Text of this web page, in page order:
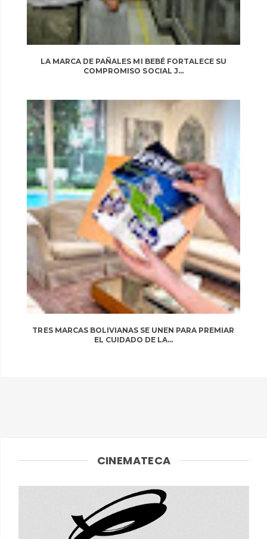
LA MARCA DE PAÑALES MI BEBÉ FORTALECE SU
COMPROMISO SOCIAL J...
TRES MARCAS BOLIVIANAS SE UNEN PARA PREMIAR
EL CUIDADO DE LA...
CINEMATECA